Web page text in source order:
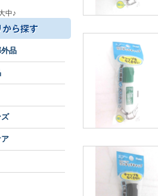
中♪
品